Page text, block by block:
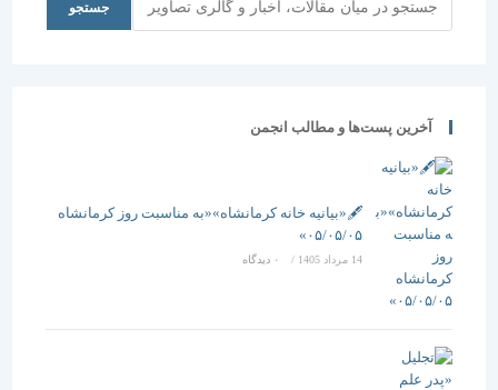
جستجو
آخرین پست‌ها و مطالب انجمن
🖋️«بیانیه خانه کرمانشاه»«به مناسبت روز کرمانشاه
۰۵/۰۵/۰۵»
/ ۰ دیدگاه